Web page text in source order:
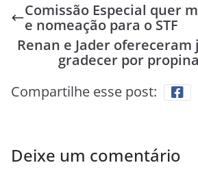
Comissão Especial quer
e nomeação para o STF
Renan e Jader
gradecer por
Compartilhe esse post:
Deixe um comentário